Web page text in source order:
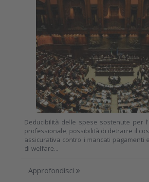
Deducibilità delle spese sostenute per
professionale, possibilità di detrarre il
assicurativa contro i mancati pagamenti
di welfare...
Approfondisci